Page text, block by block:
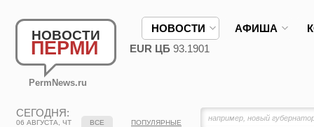
НОВОСТИ
ПЕРМИ
PermNews.ru
НОВОСТИ АФИША
EUR ЦБ 93.1901
СЕГОДНЯ:
06 АВГУСТА, ЧТ ВСЕ ПОПУЛЯРНЫЕ